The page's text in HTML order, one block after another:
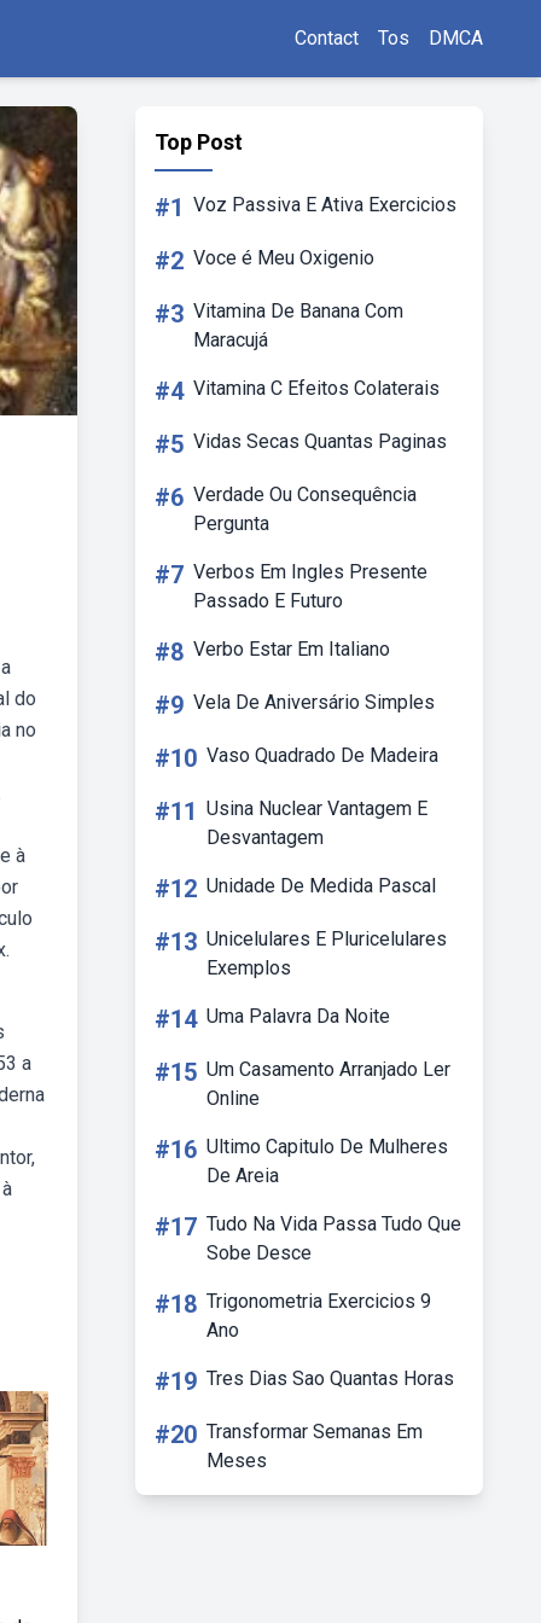
Contact Tos DMCA
do
no
à
a
Top Post
#1 Voz Passiva E Ativa Exercicios
#2 Voce é Meu Oxigenio
#3 Vitamina De Banana Com
Maracujá
#4 Vitamina C Efeitos Colaterais
#5 Vidas Secas Quantas Paginas
#6 Verdade Ou Consequência
Pergunta
#7 Verbos Em Ingles Presente
Passado E Futuro
#8 Verbo Estar Em Italiano
#9 Vela De Aniversário Simples
#10 Vaso Quadrado De Madeira
#11 Usina Nuclear Vantagem E
Desvantagem
#12 Unidade De Medida Pascal
#13 Unicelulares E Pluricelulares
Exemplos
#14 Uma Palavra Da Noite
#15 Um Casamento Arranjado Ler
Online
#16 Ultimo Capitulo De Mulheres
De Areia
#17 Tudo Na Vida Passa Tudo Que
Sobe Desce
#18 Trigonometria Exercicios 9
Ano
#19 Tres Dias Sao Quantas Horas
#20 Transformar Semanas Em
Meses